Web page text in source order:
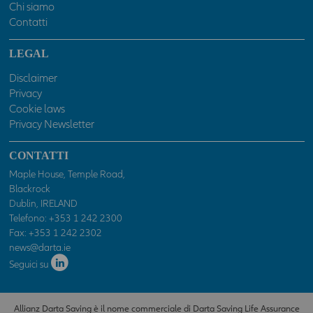
sistemi informatici.
ATTENZIONE: Le dichiarazioni prodotte costituiscono
autocertificazione ai sensi del D.P.R. n. 445 del 28 dicembre
2000 e successive modifiche. Le dichiarazioni mendaci sono
sottostante, si dichiara di essere un professionista ed accettare
senza riserva o eccezione alcuna e sotto la propria
responsabilità tutto quanto indicato sopra, nonché nelle
ulteriori specifiche avvertenze che potranno essere presenti in
sezioni o pagine del presente sito. In caso contrario l'accesso al
presente sito sarà negato.
Chi siamo
Contatti
LEGAL
Disclaimer
Privacy
Cookie laws
Privacy Newsletter
CONTATTI
Maple House, Temple Road,
Blackrock
Dublin, IRELAND
Telefono: +353 1 242 2300
Fax: +353 1 242 2302
news@darta.ie
Seguici su
Allianz Darta Saving è il nome commerciale di Darta Saving Life Assurance